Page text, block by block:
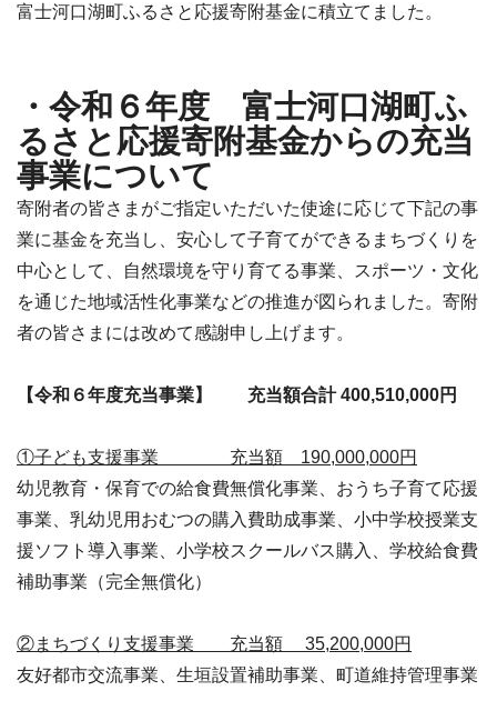
富士河口湖町ふるさと応援寄附基金に積立てました。
・令和６年度 富士河口湖町ふ
るさと応援寄附基金からの充当
事業について
寄附者の皆さまがご指定いただいた使途に応じて下記の事
業に基金を充当し、安心して子育てができるまちづくりを
中心として、自然環境を守り育てる事業、スポーツ・文化
を通じた地域活性化事業などの推進が図られました。寄附
者の皆さまには改めて感謝申し上げます。
【令和６年度充当事業】 充当額合計 400,510,000円
①子ども支援事業 充当額 190,000,000円
幼児教育・保育での給食費無償化事業、おうち子育て応援
事業、乳幼児用おむつの購入費助成事業、小中学校授業支
援ソフト導入事業、小学校スクールバス購入、学校給食費
補助事業（完全無償化）
②まちづくり支援事業 充当額 35,200,000円
友好都市交流事業、生垣設置補助事業、町道維持管理事業